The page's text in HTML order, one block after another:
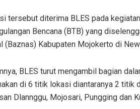
o
k
m
tersebut diterima BLES pada
Bencana (BTB) yang
(Baznas) Kabupaten Mojokerto di
BLES turut mengambil bagian
di 6 titik lokasi diantaranya 2 titik
Dlannggu, Mojosari, Pungging dan